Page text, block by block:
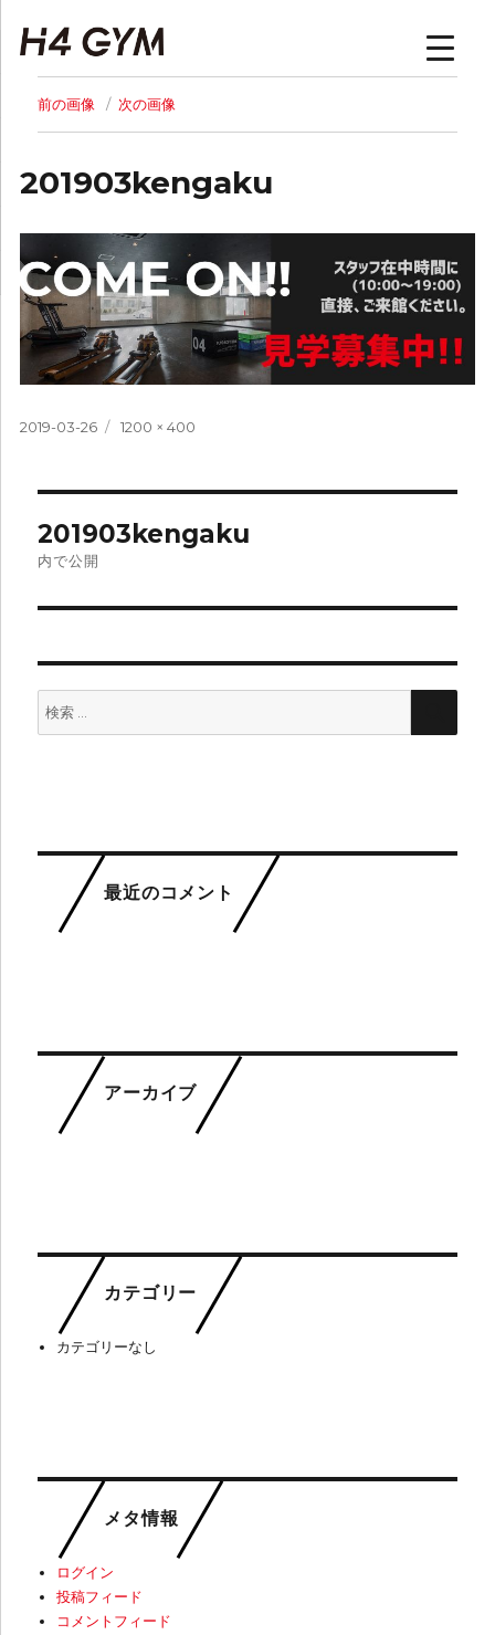
H4GYM | トップページ
前の画像 次の画像
201903kengaku
投
2019-03-26
フ
イ
1200 × 400
投
稿
ナ
ビ
ゲ
ー
ン
201903kengaku
内で公開
索:
最近のコメント
アーカイブ
カテゴリー
カテゴリーなし
メタ情報
ログイン
投稿フィード
コメントフィード